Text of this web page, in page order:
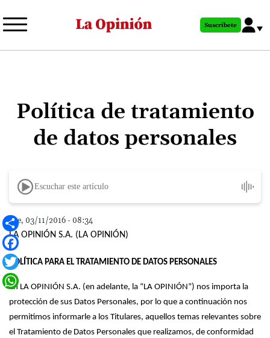
al
principal
Suscríbete
Política de tratamiento
de datos personales
Escuchar este artículo
Share
Facebook
Twitter
WhatsApp
Jue, 03/11/2016 - 08:34
LA OPINIÓN S.A. (LA OPINIÓN)
POLÍTICA PARA EL TRATAMIENTO DE DATOS PERSONALES
En LA OPINIÓN S.A. (en adelante, la “LA OPINIÓN”) nos importa la
protección de sus Datos Personales, por lo que a continuación nos
permitimos informarle a los Titulares, aquellos temas relevantes sobre
el Tratamiento de Datos Personales que realizamos, de conformidad